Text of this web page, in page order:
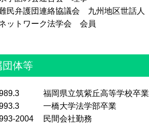
民弁護団連絡協議会 九州地区世話人
ットワーク法学会 会員
団体等
福岡県立筑紫丘高等学校卒業
一橋大学法学部卒業
2004
民間会社勤務